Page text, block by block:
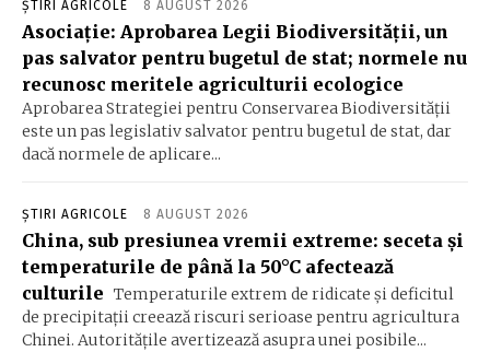
ȘTIRI AGRICOLE 8 AUGUST 2026
Asociație: Aprobarea Legii Biodiversității, un
pas salvator pentru bugetul de stat; normele nu
recunosc meritele agriculturii ecologice
Aprobarea Strategiei pentru Conservarea Biodiversității
este un pas legislativ salvator pentru bugetul de stat, dar
dacă normele de aplicare...
ȘTIRI AGRICOLE 8 AUGUST 2026
China, sub presiunea vremii extreme: seceta și
temperaturile de până la 50°C afectează
culturile Temperaturile extrem de ridicate și deficitul
de precipitații creează riscuri serioase pentru agricultura
Chinei. Autoritățile avertizează asupra unei posibile...